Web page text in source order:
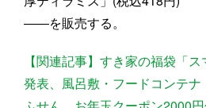
――を販売する。
【関連記事】すき家の福袋「
発表、風呂敷・フードコンテナ